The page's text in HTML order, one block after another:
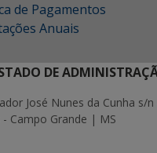
de Pagamentos
Anuais
DE
José Nunes da Cunha s/n
Campo Grande | MS